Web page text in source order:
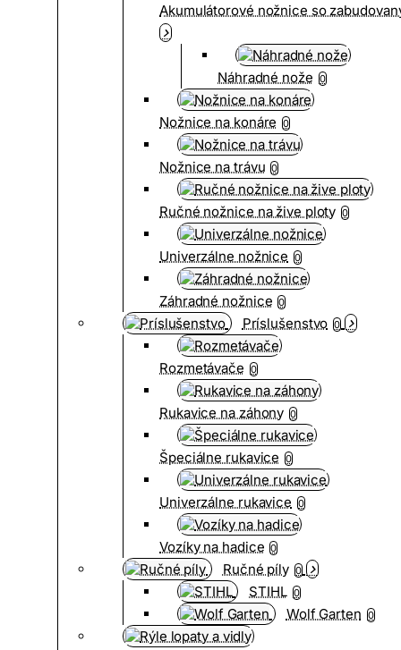
Akumulátorové nožnice so
Náhradné nože 0
Nožnice na konáre 0
Nožnice na trávu 0
Ručné nožnice na žive ploty 0
Univerzálne nožnice 0
Záhradné nožnice 0
Príslušenstvo 0
Rozmetávače 0
Rukavice na záhony 0
Špeciálne rukavice 0
Univerzálne rukavice 0
Vozíky na hadice 0
Ručné píly 0
STIHL 0
Wolf Garten 0